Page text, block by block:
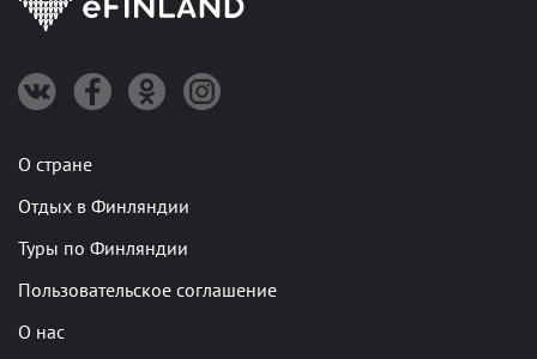
О стране
Отдых в Финляндии
Туры по Финляндии
Пользовательское соглашение
О нас